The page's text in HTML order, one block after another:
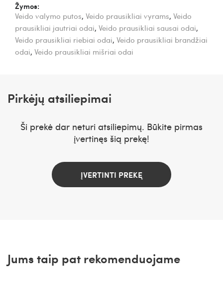
Žymos:
Veido valymo putos, Veido prausikliai vyrams, Veido
prausikliai jautriai odai, Veido prausikliai sausai odai,
Veido prausikliai riebiai odai, Veido prausikliai brandžiai
odai, Veido prausikliai mišriai odai
Pirkėjų atsiliepimai
Ši prekė dar neturi atsiliepimų. Būkite pirmas
įvertinęs šią prekę!
ĮVERTINTI PREKĘ
Jums taip pat rekomenduojame